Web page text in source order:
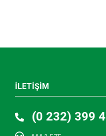
İLETİŞİM
(0 232) 399